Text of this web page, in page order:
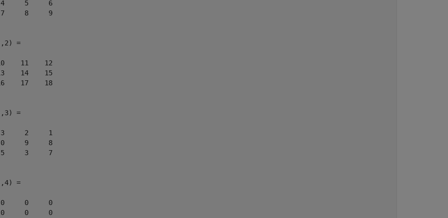
5     6
8     9
=
11    12
14    15
17    18
=
2     1
9     8
3     7
=
0     0
0     0